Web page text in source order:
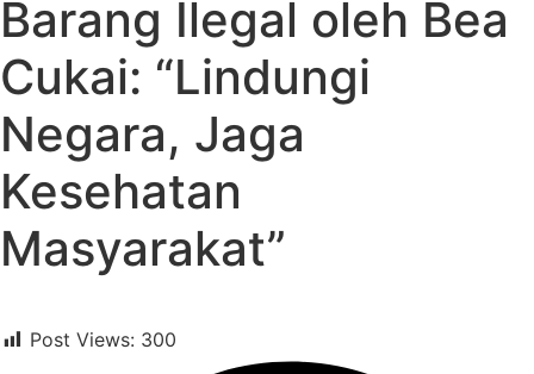
Barang Ilegal oleh Bea
Cukai: “Lindungi
Negara, Jaga
Kesehatan
Masyarakat”
Post Views: 300